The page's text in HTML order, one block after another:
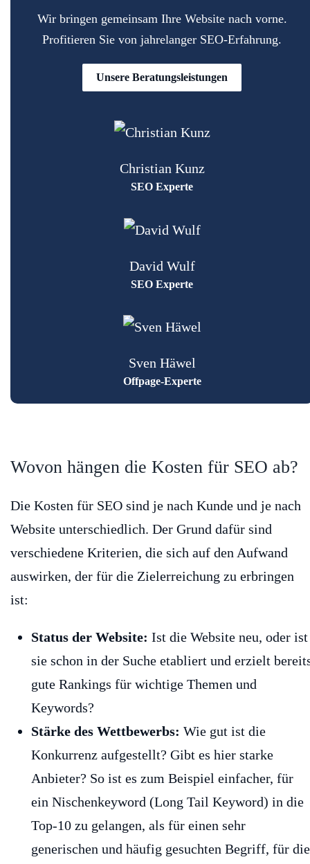
Wir bringen gemeinsam Ihre Website nach vorne.
Profitieren Sie von jahrelanger SEO-Erfahrung.
Unsere Beratungsleistungen
Christian Kunz
SEO Experte
David Wulf
SEO Experte
Sven Häwel
Offpage-Experte
Wovon hängen die Kosten für SEO ab?
Die Kosten für SEO sind je nach Kunde und je nach
Website unterschiedlich. Der Grund dafür sind
verschiedene Kriterien, die sich auf den Aufwand
auswirken, der für die Zielerreichung zu erbringen
ist:
Status der Website: Ist die Website neu, oder ist
sie schon in der Suche etabliert und erzielt
gute Rankings für wichtige Themen und
Keywords?
Stärke des Wettbewerbs: Wie gut ist die
Konkurrenz aufgestellt? Gibt es hier starke
Anbieter? So ist es zum Beispiel einfacher, für
ein Nischenkeyword (Long Tail Keyword) in die
Top-10 zu gelangen, als für einen sehr
generischen und häufig gesuchten Begriff, für die